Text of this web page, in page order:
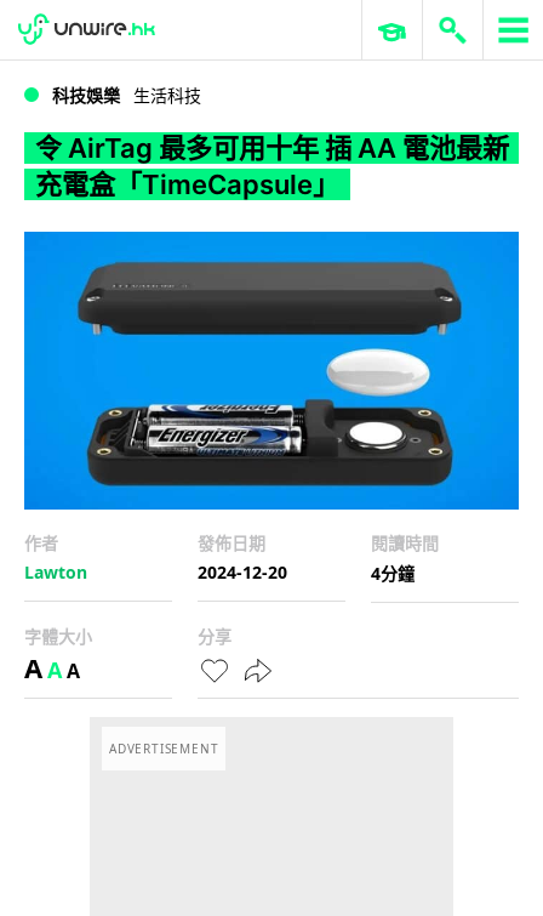
WWDC 2026 ERP 與商業 AI
科技娛樂 生活科技
令 AirTag 最多可用十年 插 AA 電池最新
充電盒「TimeCapsule」
作者
Lawton
發佈日期
2024-12-20
閱讀時間
4分鐘
字體大小
AAA
分享
ADVERTISEMENT